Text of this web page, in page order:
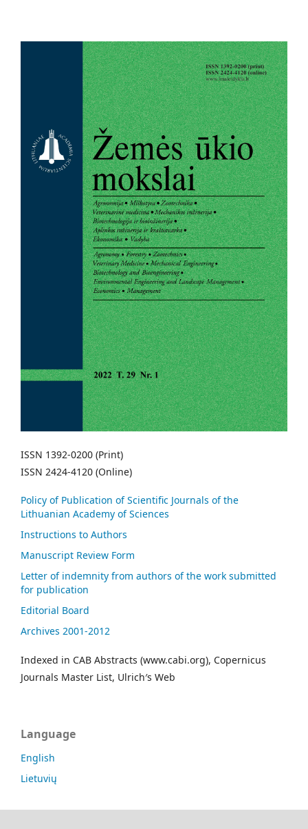
ISSN 1392-0200 (Print)
ISSN 2424-4120 (Online)
Policy of Publication of Scientific Journals of the
Lithuanian Academy of Sciences
Instructions to Authors
Manuscript Review Form
Letter of indemnity from authors of the work submitted
for publication
Editorial Board
Archives 2001-2012
Indexed in CAB Abstracts (www.cabi.org), Copernicus
Journals Master List, Ulrich′s Web
Language
English
Lietuvių